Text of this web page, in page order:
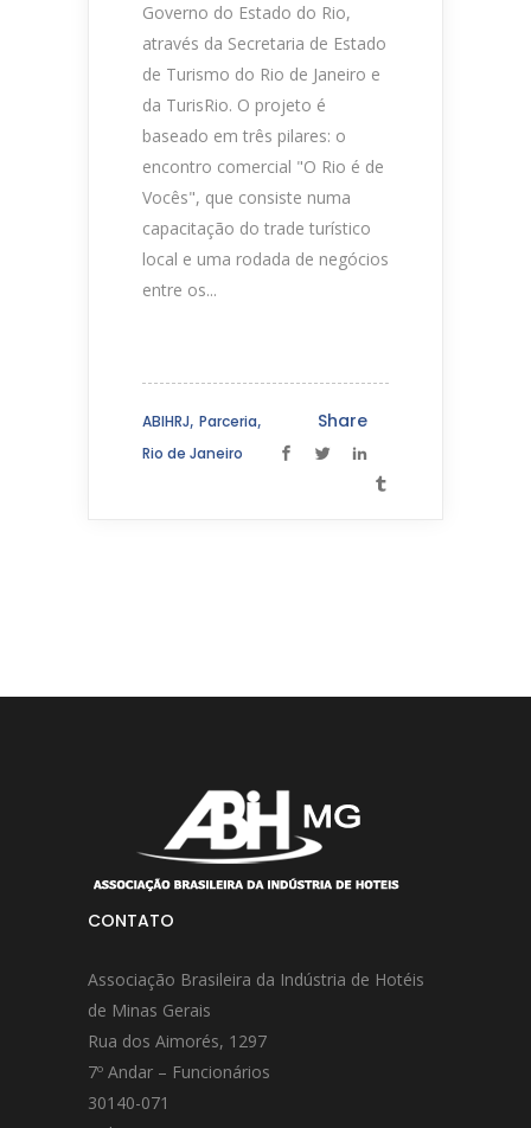
Governo do Estado do Rio,
através da Secretaria de Estado
de Turismo do Rio de Janeiro e
da TurisRio. O projeto é
baseado em três pilares: o
encontro comercial "O Rio é de
Vocês", que consiste numa
capacitação do trade turístico
local e uma rodada de negócios
entre os...
ABIHRJ, Parceria,
Rio de Janeiro
Share
CONTATO
Associação Brasileira da Indústria de Hotéis
de Minas Gerais
Rua dos Aimorés, 1297
7º Andar – Funcionários
30140-071